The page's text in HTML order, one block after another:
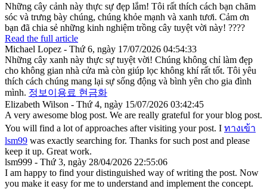
Những cây cảnh này thực sự đẹp lắm! Tôi rất thích cách bạn chăm
sóc và trưng bày chúng, chúng khỏe mạnh và xanh tươi. Cảm ơn
bạn đã chia sẻ những kinh nghiệm trồng cây tuyệt vời này! ????
Read the full article
Michael Lopez - Thứ 6, ngày 17/07/2026 04:54:33
Những cây xanh này thực sự tuyệt vời! Chúng không chỉ làm đẹp
cho không gian nhà cửa mà còn giúp lọc không khí rất tốt. Tôi yêu
thích cách chúng mang lại sự sống động và bình yên cho gia đình
mình. 정보이용료 현금화
Elizabeth Wilson - Thứ 4, ngày 15/07/2026 03:42:45
A very awesome blog post. We are really grateful for your blog post.
You will find a lot of approaches after visiting your post. I ทางเข้า
lsm99 was exactly searching for. Thanks for such post and please
keep it up. Great work.
lsm999 - Thứ 3, ngày 28/04/2026 22:55:06
I am happy to find your distinguished way of writing the post. Now
you make it easy for me to understand and implement the concept.